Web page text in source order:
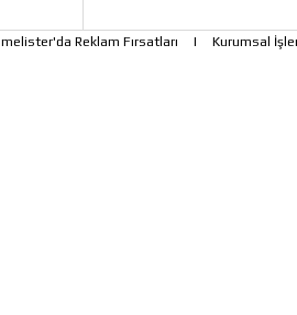
melister'da Reklam Fırsatları | Kurumsal